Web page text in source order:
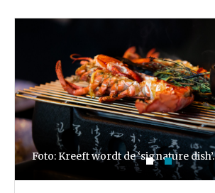
Foto: Kreeft wordt de ‘signature dish’.